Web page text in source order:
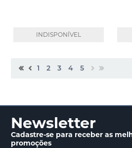
INDISPONÍVEL
1 2 3 4 5
Newsletter
Cadastre-se para receberas
promoções